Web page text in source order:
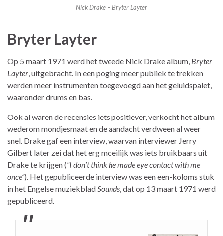
Nick Drake – Bryter Layter
Bryter Layter
Op 5 maart 1971 werd het tweede Nick Drake album, Bryter
Layter , uitgebracht. In een poging meer publiek te trekken
werden meer instrumenten toegevoegd aan het geluidspalet,
waaronder drums en bas.
Ook al waren de recensies iets positiever, verkocht het album
wederom mondjesmaat en de aandacht verdween al weer
snel. Drake gaf een interview, waarvan interviewer Jerry
Gilbert later zei dat het erg moeilijk was iets bruikbaars uit
Drake te krijgen (“I don’t think he made eye contact with me
once”). Het gepubliceerde interview was een een-koloms stuk
in het Engelse muziekblad Sounds , dat op 13 maart 1971 werd
gepubliceerd.